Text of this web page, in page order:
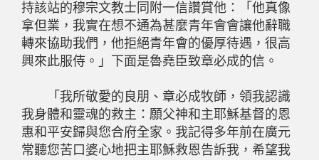
持該站的穆宗文教士同附一信讚賞他：「他真像
拿但業，我實在想不通為甚麼青年會會讓他辭職
轉來協助我們，他拒絕青年會的優厚待遇，很高
興來此服侍。」下面是魯堯臣致章必成的信。
「我所敬愛的良朋、章必成牧師，領我認識
我身體和靈魂的救主：願父神和主耶穌基督的恩
惠和平安歸與您合府全家。我記得多年前在廣元
常聽您苦口婆心地把主耶穌救恩告訴我，希望我